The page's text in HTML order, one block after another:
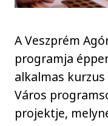
A Veszprém
programja
alkalmas kurzus
Város
projektje,